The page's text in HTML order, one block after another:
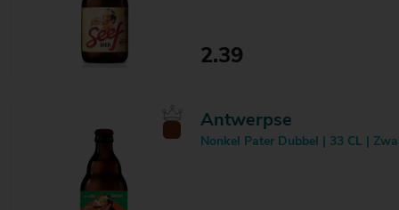
2.39
Antwerpse
Nonkel Pater Dubbel | 33 CL |